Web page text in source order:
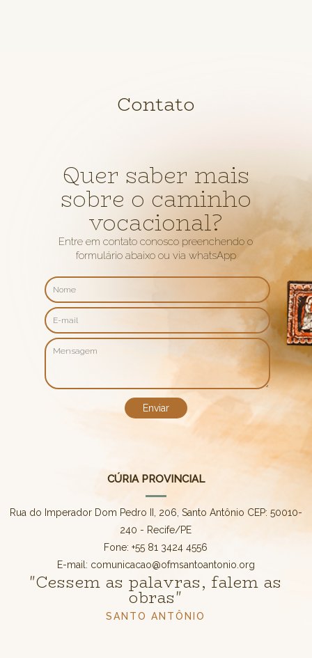
Contato
Quer saber mais
sobre o caminho
vocacional?
Entre em contato conosco preenchendo o
formulário abaixo ou via whatsApp
CÚRIA PROVINCIAL
Rua do Imperador Dom Pedro II, 206, Santo Antônio CEP: 50010-
240 - Recife/PE
Fone: +55 81 3424 4556
E-mail: comunicacao@ofmsantoantonio.org
"Cessem as palavras, falem as
obras"
SANTO ANTÔNIO